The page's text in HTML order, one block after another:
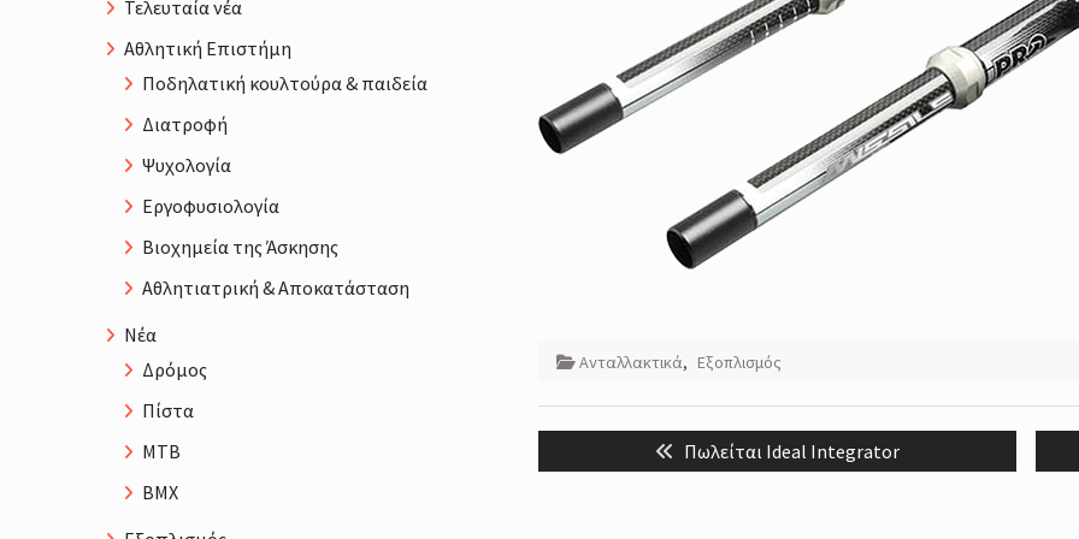
Ανταλλακτικά, Εξοπλισμός
Post
navigation
Previous
post:
Πωλείται Ideal Integrator
Τελευταία νέα
Αθλητική Επιστήμη
Ποδηλατική κουλτούρα & παιδεία
Διατροφή
Ψυχολογία
Εργοφυσιολογία
Βιοχημεία της Άσκησης
Αθλητιατρική & Αποκατάσταση
Νέα
Δρόμος
Πίστα
MTB
BMX